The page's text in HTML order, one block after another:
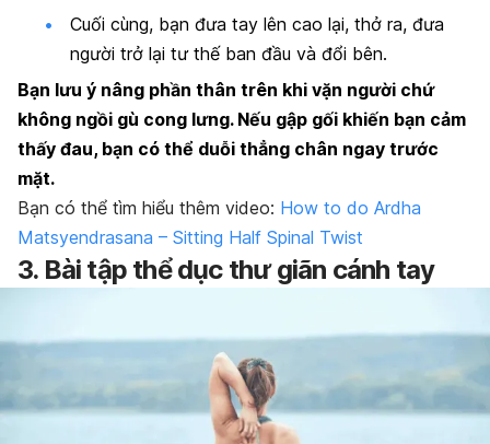
Cuối cùng, bạn đưa tay lên cao lại, thở ra, đưa
người trở lại tư thế ban đầu và đổi bên.
Bạn lưu ý nâng phần thân trên khi vặn người chứ
không ngồi gù cong lưng. Nếu gập gối khiến bạn cảm
thấy đau, bạn có thể duỗi thẳng chân ngay trước
mặt.
Bạn có thể tìm hiểu thêm video: How to do Ardha
Matsyendrasana – Sitting Half Spinal Twist
3. Bài tập thể dục thư giãn cánh tay